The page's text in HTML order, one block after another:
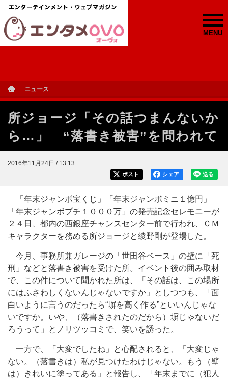
MENU
ニュース
所ジョージ「その話つまんないか
ら…」 “落書き被害”を問われて
2016年11月24日 / 13:13
送る
シェア
ポスト
「年末ジャンボ宝くじ」「年末ジャンボミニ１億円」
「年末ジャンボプチ１０００万」の発売記念セレモニーが
２４日、都内の西銀座チャンスセンター前で行われ、ＣＭ
キャラクターを務める所ジョージと綾野剛が登場した。
今月、事務所兼ガレージの「世田谷ベース」の壁に「死
刑」などと落書き被害を受けた所。イベント後の囲み取材
で、この件について聞かれた所は、「その話は、この場所
にはふさわしくないんじゃないですか」としつつも、「面
白いように言うのだったら“塀を高く作る”といいんじゃな
いですか。いや、（落書きされたのだから）塀じゃないだ
ろうって」とノリツッコミで、笑いを誘った。
一方で、「大変でしたね」と心配されると、「大変じゃ
ない。（落書きは）私が見つけたわけじゃない。もう（壁
は）きれいに塗ってある」と報告し、「年末までに（犯人